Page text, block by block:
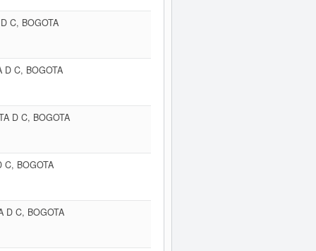
C, BOGOTA
D C, BOGOTA
D C, BOGOTA
C, BOGOTA
D C, BOGOTA